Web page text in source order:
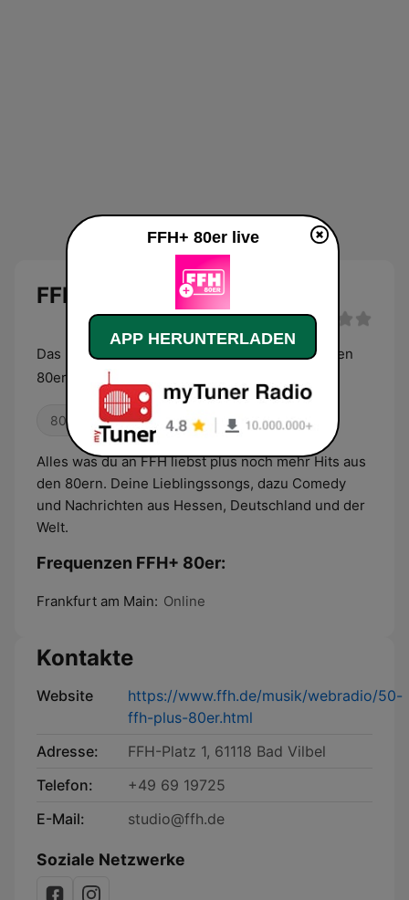
FFH+ 80er Live
Das FFH-Programm plus noch mehr Hits aus den
80ern.
80er
Alles was du an FFH liebst plus noch mehr Hits aus
den 80ern. Deine Lieblingssongs, dazu Comedy
und Nachrichten aus Hessen, Deutschland und der
Welt.
Frequenzen FFH+ 80er:
Frankfurt am Main: Online
Kontakte
Website
https://www.ffh.de/musik/webradio/50-
ffh-plus-80er.html
Adresse:
FFH-Platz 1, 61118 Bad Vilbel
Telefon:
+49 69 19725
E-Mail:
studio@ffh.de
Soziale Netzwerke
FFH+ 80er live
APP HERUNTERLADEN